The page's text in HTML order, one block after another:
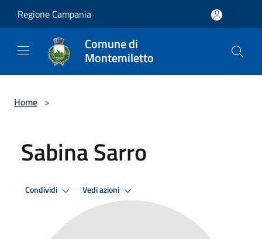
Regione Campania
Comune di
Montemiletto
Home >
Sabina Sarro
Condividi Vedi azioni